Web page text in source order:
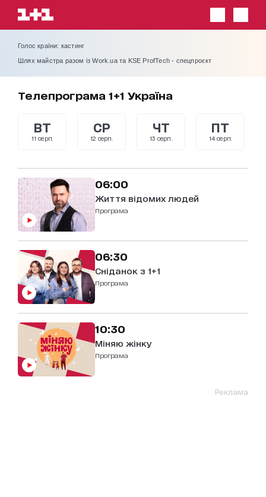
Голос країни: кастинг
Шлях майстра разом із Work.ua та KSE ProfTech - спецпроєкт
Телепрограма 1+1 Україна
ВТ
11 серп.
СР
12 серп.
ЧТ
13 серп.
ПТ
14 серп.
06:00
Життя відомих людей
Програма
06:30
Сніданок з 1+1
Програма
10:30
Міняю жінку
Програма
Реклама